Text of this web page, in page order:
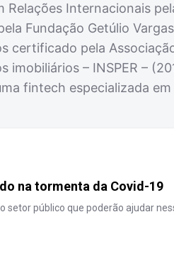
Relações Internacionais
Fundação Getúlio
certificado pela
imobiliários – INSPER –
fintech especializada
na tormenta da Covid-19
setor público que poderão ajudar